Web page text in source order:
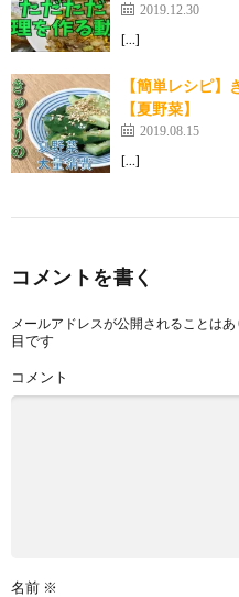
2019.12.30
[…]
【簡単レシピ
【夏野菜】
2019.08.15
[…]
コメントを書く
メールアドレスが公開されることはあ
目です
コメント
名前 ※